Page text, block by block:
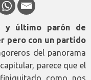
y último parón de
pero con un partido
del panorama
parece que el
como nos